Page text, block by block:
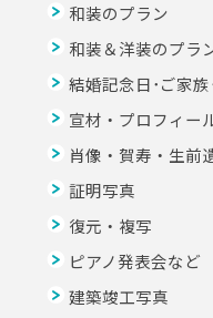
和装のプラン
和装＆洋装のプラ
結婚記念日･ご家
宣材・プロフィー
肖像・賀寿・生前
証明写真
復元・複写
ピアノ発表会など
建築竣工写真